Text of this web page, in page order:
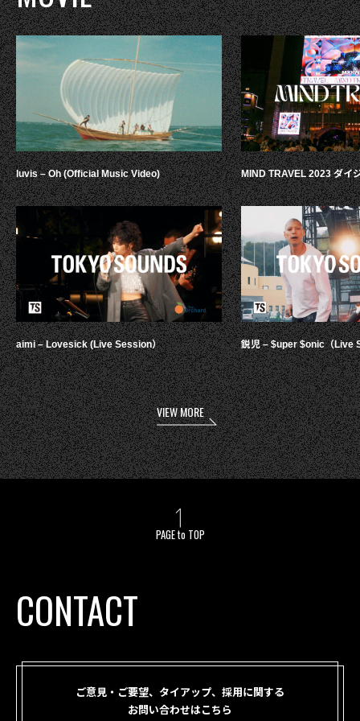
luvis – Oh (Official Music Video)
aimi – Lovesick (Live Session）
MIND TRAVEL 2023 ダイ
鋭児 – $uper $onic（Live
VIEW MORE
PAGE to TOP
CONTACT
ご意見・ご要望、タイアップ、採用に関する
お問い合わせはこちら